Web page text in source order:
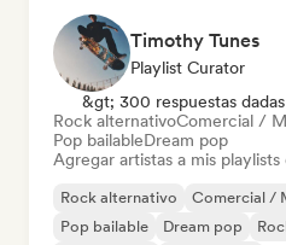
Timothy Tunes
Playlist Curator
&gt; 300 respuestas dadas
Rock alternativoComercial /
Pop bailableDream pop
Agregar artistas a mis
Rock alternativo Comercial /
Pop bailable
Dream pop